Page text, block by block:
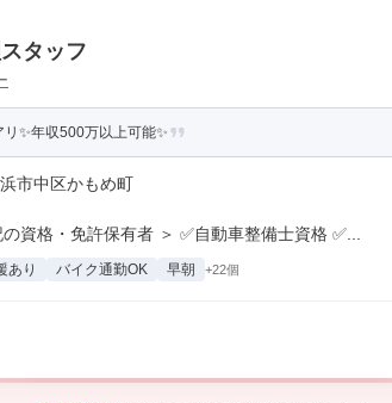
タッフ
✨年収500万以上可能✨
市中区かもめ町
資格・免許保有者 ＞ ✅自動車整備士資格 ✅...
あり バイク通勤OK 早朝 +22個